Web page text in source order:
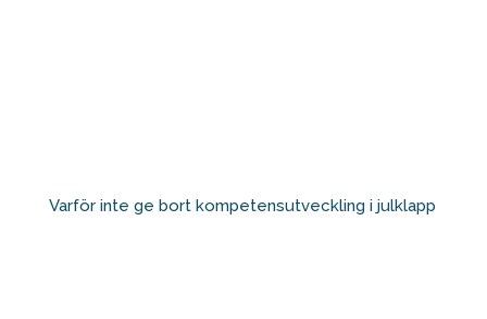
Varför inte ge bort kompetensutveckling i julklapp